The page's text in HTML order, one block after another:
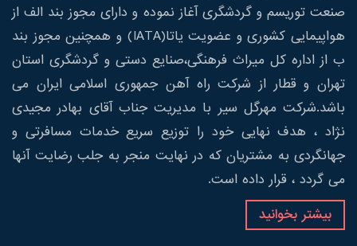
صنعت توریسم و گردشگری آغاز نموده و دارای مجوز بند الف از
هواپیمایی کشوری و عضویت یاتا(IATA) و همچنین مجوز بند
ب از اداره کل میراث فرهنگی،صنایع دستی و گردشگری استان
تهران و قطار از شرکت راه آهن جمهوری اسلامی ایران می
باشد.شرکت مهرگل سیر با مدیریت جناب آقای بهادر مجیدی
نژاد ، هدف نهایی خود را توزیع سریع خدمات مسافرتی و
جهانگردی به مشتریان که در نهایت منجر به جلب رضایت آنها
می گردد ، قرار داده است.
بیشتر بخوانید